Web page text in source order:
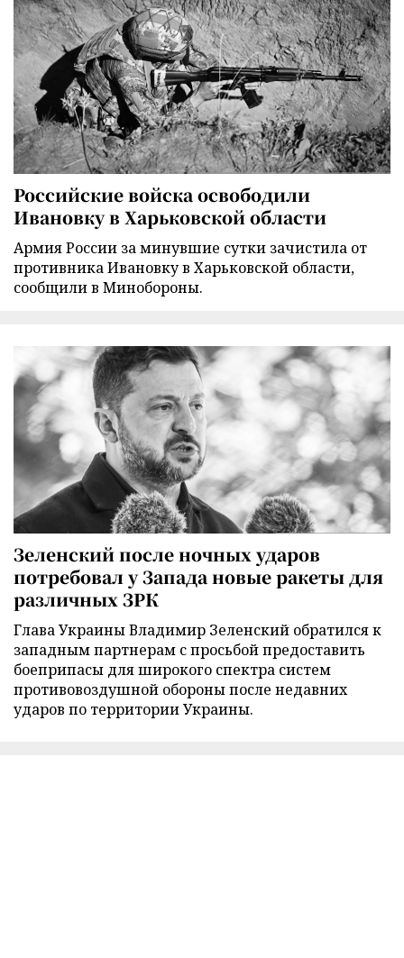
Российские войска освободили
Ивановку в Харьковской области
Армия России за минувшие сутки зачистила от
противника Ивановку в Харьковской области,
сообщили в Минобороны.
Зеленский после ночных ударов
потребовал у Запада новые ракеты для
различных ЗРК
Глава Украины Владимир Зеленский обратился к
западным партнерам с просьбой предоставить
боеприпасы для широкого спектра систем
противовоздушной обороны после недавних
ударов по территории Украины.